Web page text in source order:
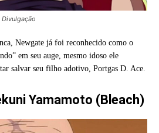
Newgate já foi reconhecido como o
em seu auge, mesmo idoso ele
salvar seu filho adotivo, Portgas D. Ace.
Yamamoto (Bleach)